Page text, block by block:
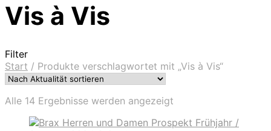
Vis à Vis
Filter
Start / Produkte verschlagwortet mit „Vis à Vis“
Alle 14 Ergebnisse werden angezeigt
sortiert